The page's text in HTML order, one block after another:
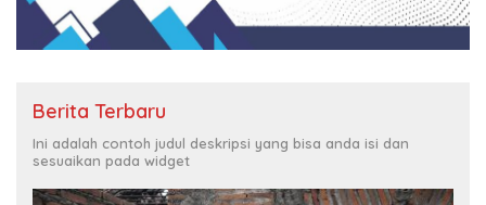
Berita Terbaru
Ini adalah contoh judul deskripsi yang bisa anda isi dan
sesuaikan pada widget